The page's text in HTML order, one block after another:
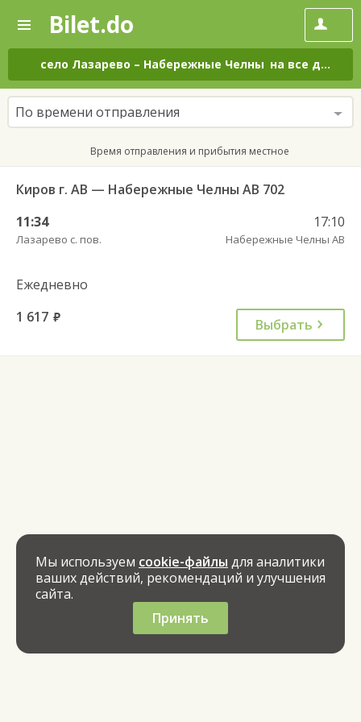
—
Поиск
и
покупка
билетов
на
автобус
онлайн
Bilet.do
село Лазарево – Набережные Челны на все дни
По времени отправления
Время отправления и прибытия местное
Киров г. АВ — Набережные Челны АВ 702
11:34
Лазарево с. пов.
17:10
Набережные Челны АВ
Ежедневно
1 617 руб. Выбрать
Мы используем cookie-файлы для аналитики
ваших действий, рекомендаций и улучшения
сайта.
Принять